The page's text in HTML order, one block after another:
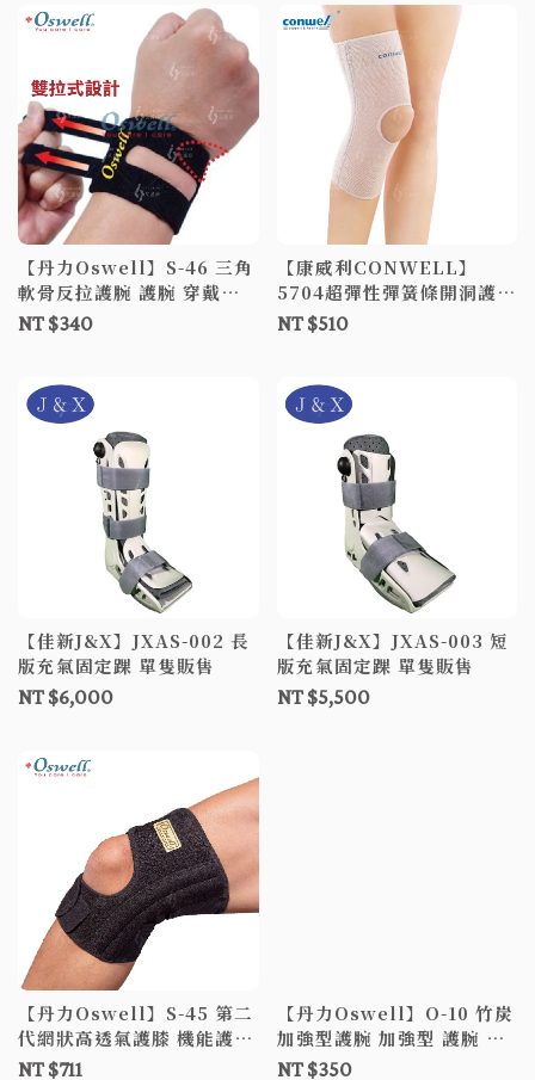
趾套
【丹力Oswell】S-46 三角
軟骨反拉護腕 護腕 穿戴舒
適 人性化調整
NT $340
【康威利CONWELL】
5704超彈性彈簧條開洞護膝
超彈性 彈簧條 開洞 護膝 髕
NT $510
【佳新J&X】JXAS-002 長
版充氣固定踝 單隻販售
NT $6,000
【佳新J&X】JXAS-003 短
版充氣固定踝 單隻販售
NT $5,500
【丹力Oswell】S-45 第二
代網狀高透氣護膝 機能護膝
膝部護具 透氣護膝 穿戴式
NT $711
【丹力Oswell】O-10 竹炭
加強型護腕 加強型 護腕 穿
戴舒適 人性化調整
NT $350